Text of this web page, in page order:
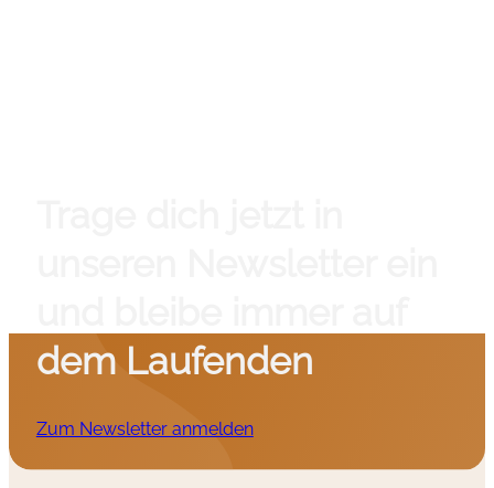
dem Laufenden
Zum Newsletter anmelden